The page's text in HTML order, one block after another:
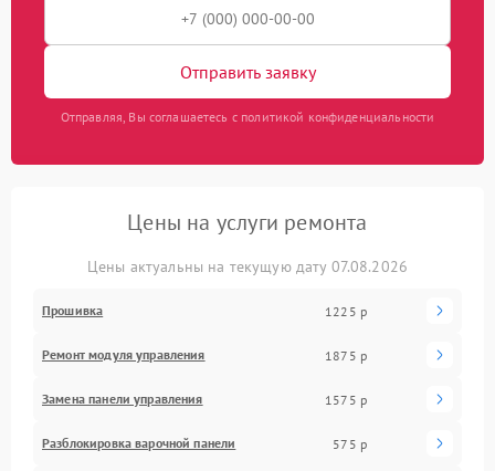
Отправить заявку
Отправляя, Вы соглашаетесь с политикой конфиденциальности
Цены на услуги ремонта
Цены актуальны на текущую дату 07.08.2026
Прошивка 1225 р
Ремонт модуля управления 1875 р
Замена панели управления 1575 р
Разблокировка варочной панели 575 р